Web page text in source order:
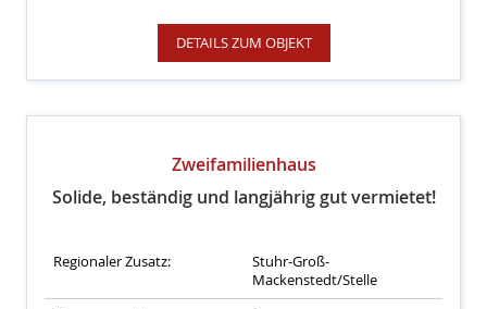
DETAILS ZUM OBJEKT
Zweifamilienhaus
Solide, beständig und langjährig gut vermietet!
Regionaler Zusatz:
Stuhr-Groß-
Mackenstedt/Stelle